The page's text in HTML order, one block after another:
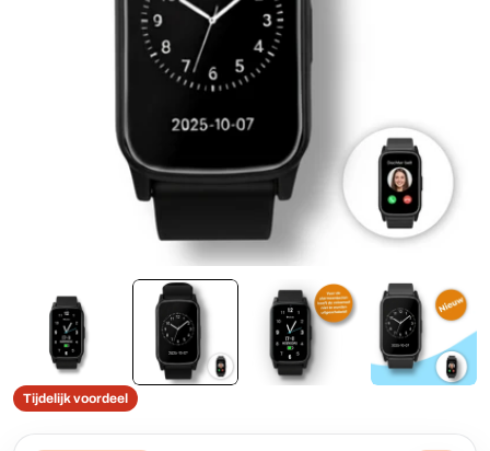
Open media 1 in modaal
Tijdelijk voordeel